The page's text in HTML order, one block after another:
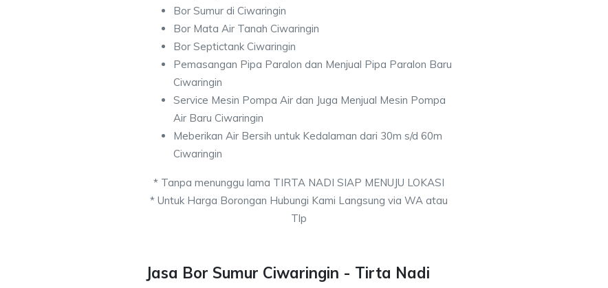
Bor Sumur di Ciwaringin
Bor Mata Air Tanah Ciwaringin
Bor Septictank Ciwaringin
Pemasangan Pipa Paralon dan Menjual Pipa Paralon Baru
Ciwaringin
Service Mesin Pompa Air dan Juga Menjual Mesin Pompa
Air Baru Ciwaringin
Meberikan Air Bersih untuk Kedalaman dari 30m s/d 60m
Ciwaringin
* Tanpa menunggu lama TIRTA NADI SIAP MENUJU LOKASI
* Untuk Harga Borongan Hubungi Kami Langsung via WA atau
Tlp
Jasa Bor Sumur Ciwaringin - Tirta Nadi